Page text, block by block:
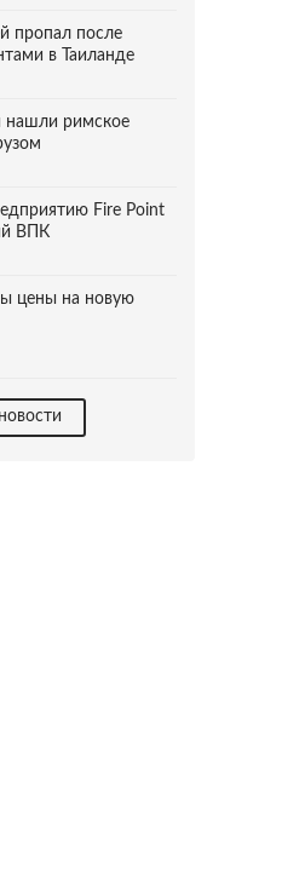
пропал после
в Таиланде
нашли римское
Fire Point
ВПК
цены на новую